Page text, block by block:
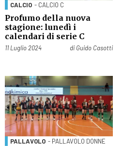
CALCIO - CALCIO C
Profumo della nuova
stagione: lunedì i
calendari di serie C
Pubblicato il
11 Luglio 2024 di Guido Casotti
PALLAVOLO - PALLAVOLO DONNE